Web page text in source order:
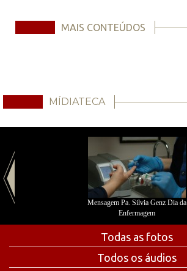
MAIS CONTEÚDOS
MÍDIATECA
Mensagem Pa. Silvia Genz Dia da
Enfermagem
Todas as fotos
Todos os áudios